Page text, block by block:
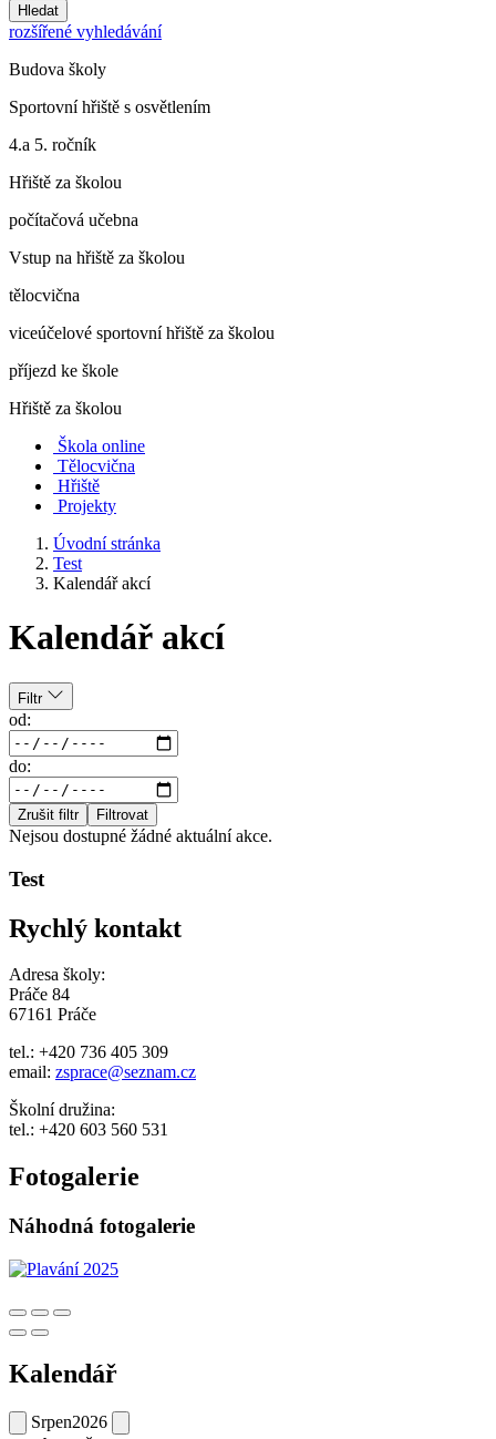
Hledat
rozšířené vyhledávání
Budova školy
Sportovní hřiště s osvětlením
4.a 5. ročník
Hřiště za školou
počítačová učebna
Vstup na hřiště za školou
tělocvična
viceúčelové sportovní hřiště za školou
příjezd ke škole
Hřiště za školou
Škola online
Tělocvična
Hřiště
Projekty
Úvodní stránka
Test
Kalendář akcí
Kalendář akcí
Filtr
od:
do:
Zrušit filtr Filtrovat
Nejsou dostupné žádné aktuální akce.
Test
Rychlý kontakt
Adresa školy:
Práče 84
67161 Práče
tel.: +420 736 405 309
email: zsprace@seznam.cz
Školní družina:
tel.: +420 603 560 531
Fotogalerie
Náhodná fotogalerie
Kalendář
Srpen2026